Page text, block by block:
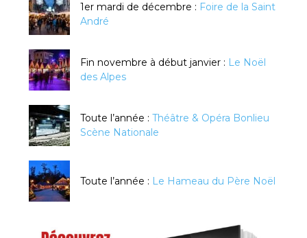
1er mardi de décembre : Foire de la Saint
André
Fin novembre à début janvier : Le Noël
des Alpes
Toute l’année : Théâtre & Opéra Bonlieu
Scène Nationale
Toute l’année : Le Hameau du Père Noël